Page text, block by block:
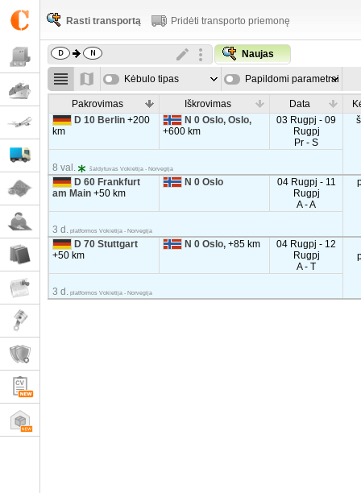
Rasti transportą Pridėti transporto priemonę
Naujas
Kėbulo tipas Papildomi parametrai
Pakrovimas Iškrovimas Data
D 10 Berlin+200
km
N 0 Oslo, Oslo,
+600 km
03 Rugpj - 09
Rugpj
Pr - S
8 val. šaldytuvas Vokietija - Norvegija
D 60 Frankfurt
am Main+50 km
N 0 Oslo
04 Rugpj - 11
Rugpj
A - A
3 d. platformos Vokietija - Norvegija
D 70 Stuttgart
+50 km
N 0 Oslo,+85 km
04 Rugpj - 12
Rugpj
A - T
3 d. platformos Vokietija - Norvegija